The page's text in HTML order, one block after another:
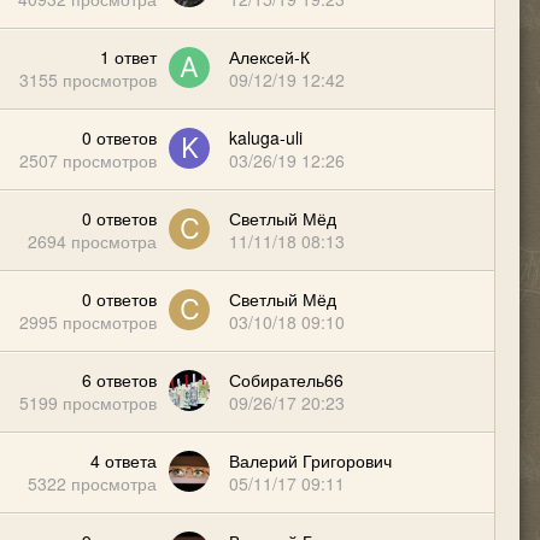
1 ответ
3155 просмотров
Алексей-К
09/12/19 12:42
0 ответов
2507 просмотров
kaluga-uli
03/26/19 12:26
0 ответов
2694 просмотра
Светлый Мёд
11/11/18 08:13
0 ответов
2995 просмотров
Светлый Мёд
03/10/18 09:10
6 ответов
5199 просмотров
Собиратель66
09/26/17 20:23
4 ответа
5322 просмотра
Валерий Григорович
05/11/17 09:11